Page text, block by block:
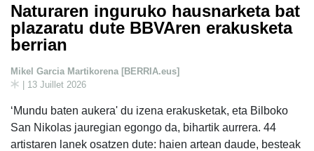
Naturaren inguruko hausnarketa bat
plazaratu dute BBVAren erakusketa
berrian
Mikel Garcia Martikorena [BERRIA.eus]
| 13 Juillet 2026
‘Mundu baten aukera' du izena erakusketak, eta Bilboko
San Nikolas jauregian egongo da, bihartik aurrera. 44
artistaren lanek osatzen dute: haien artean daude, besteak